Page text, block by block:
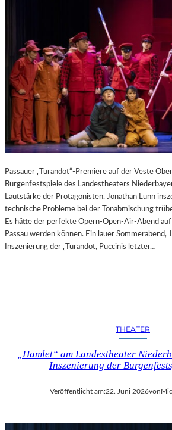
Passauer „Turandot“-Premiere auf der Veste
Burgenfestspiele des Landestheaters
Lautstärke der Protagonisten. Jonathan Lunn
technische Probleme bei der Tonabmischung
Es hätte der perfekte Opern-Open-Air-Abend
Passau werden können. Ein lauer Sommerabend,
Inszenierung der „Turandot, Puccinis letzter…
THEATER
„Hamlet“ am Landestheater
Inszenierung der
Veröffentlicht am:22. Juni 2026von